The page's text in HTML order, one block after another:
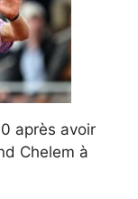
après avoir
Chelem à